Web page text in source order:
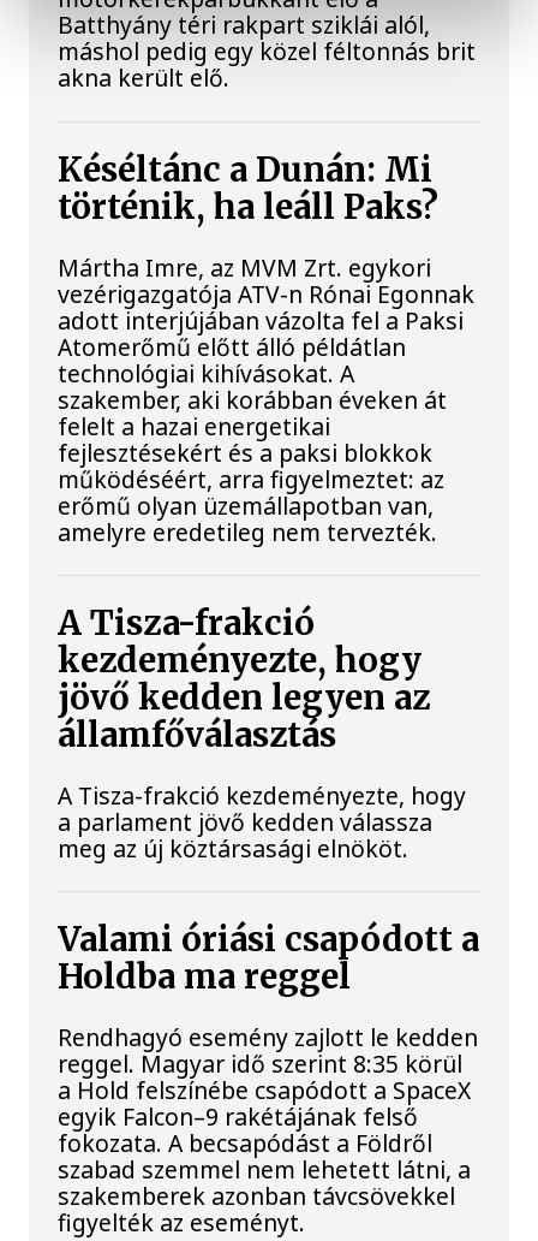
Batthyány téri rakpart sziklái alól,
máshol pedig egy közel féltonnás brit
akna került elő.
Késéltánc a Dunán: Mi
történik, ha leáll Paks?
Mártha Imre, az MVM Zrt. egykori
vezérigazgatója ATV-n Rónai Egonnak
adott interjújában vázolta fel a Paksi
Atomerőmű előtt álló példátlan
technológiai kihívásokat. A
szakember, aki korábban éveken át
felelt a hazai energetikai
fejlesztésekért és a paksi blokkok
működéséért, arra figyelmeztet: az
erőmű olyan üzemállapotban van,
amelyre eredetileg nem tervezték.
A Tisza-frakció
kezdeményezte, hogy
jövő kedden legyen az
államfőválasztás
A Tisza-frakció kezdeményezte, hogy
a parlament jövő kedden válassza
meg az új köztársasági elnököt.
Valami óriási csapódott a
Holdba ma reggel
Rendhagyó esemény zajlott le kedden
reggel. Magyar idő szerint 8:35 körül
a Hold felszínébe csapódott a SpaceX
egyik Falcon–9 rakétájának felső
fokozata. A becsapódást a Földről
szabad szemmel nem lehetett látni, a
szakemberek azonban távcsövekkel
figyelték az eseményt.